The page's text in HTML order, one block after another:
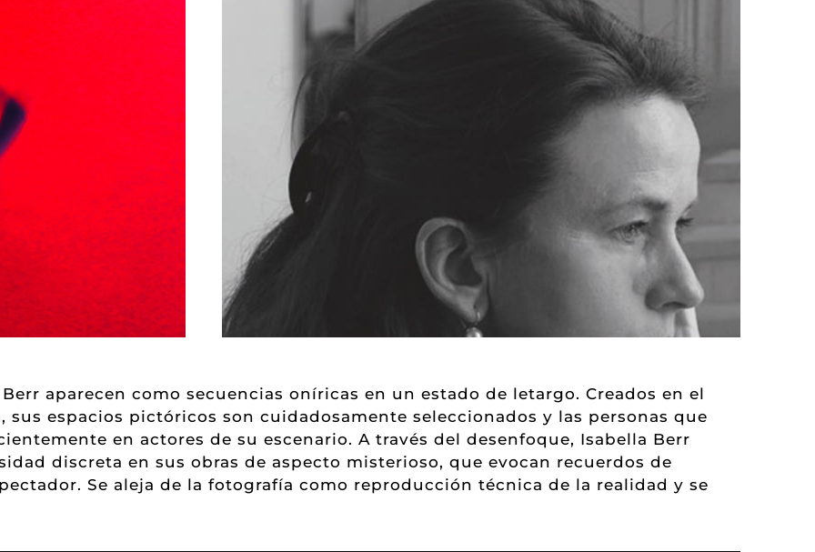
aparecen como secuencias oníricas en un estado de letargo. Creados en el
sus espacios pictóricos son cuidadosamente seleccionados y las personas que
en actores de su escenario. A través del desenfoque, Isabella Berr
discreta en sus obras de aspecto misterioso, que evocan recuerdos de
Se aleja de la fotografía como reproducción técnica de la realidad y se